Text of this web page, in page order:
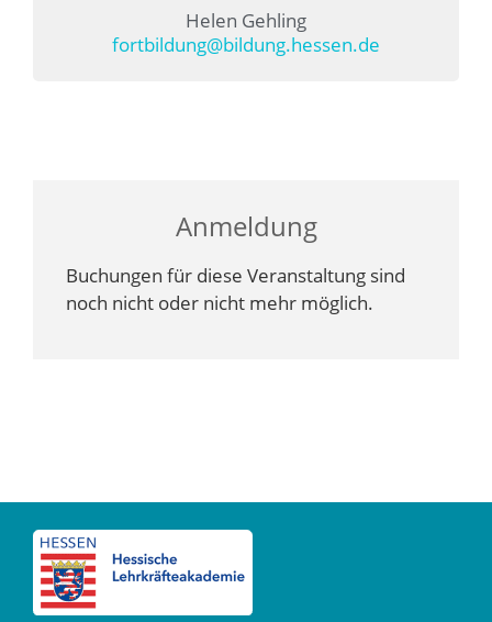
Helen Gehling
fortbildung@bildung.hessen.de
Anmeldung
Buchungen für diese Veranstaltung sind
noch nicht oder nicht mehr möglich.